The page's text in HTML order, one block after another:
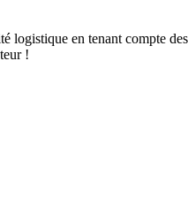
logistique en tenant compte des
!